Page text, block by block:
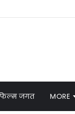
जगत MORE